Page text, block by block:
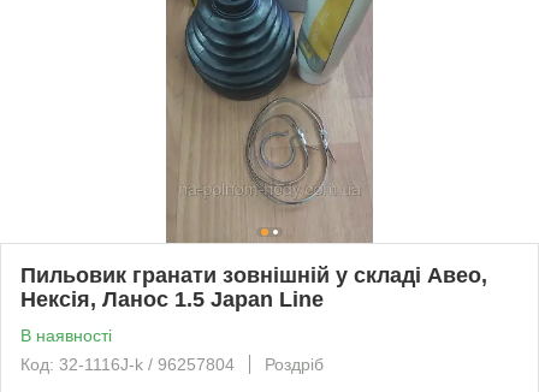
Пильовик гранати зовнішній у складі Авео,
Нексія, Ланос 1.5 Japan Line
В наявності
Код: 32-1116J-k / 96257804
Роздріб